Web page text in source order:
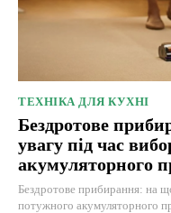
ТЕХНІКА ДЛЯ КУХНІ
Бездротове
увагу під час
акумуляторного
Бездротове прибирання: на
потужного акумуляторного